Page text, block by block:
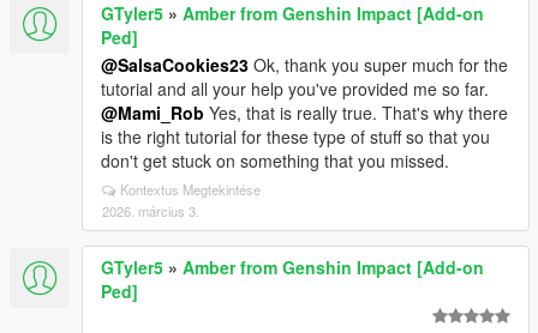
GTyler5 » Amber from Genshin Impact [Add-on
Ped]
@SalsaCookies23 Ok, thank you super much for the
tutorial and all your help you've provided me so far.
@Mami_Rob Yes, that is really true. That's why there
is the right tutorial for these type of stuff so that you
don't get stuck on something that you missed.
Kontextus Megtekintése
2026. március 3.
GTyler5 » Amber from Genshin Impact [Add-on
Ped]